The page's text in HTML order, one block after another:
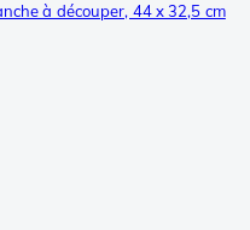
à découper, 44 x 32,5 cm